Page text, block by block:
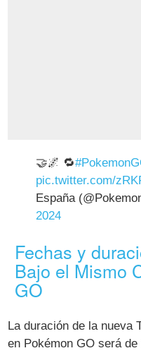
🤝🌌 🔁
pic.twitter.com/
España
2024
Fechas y
Bajo el Mismo
GO
La duración de la nueva
en Pokémon GO será de